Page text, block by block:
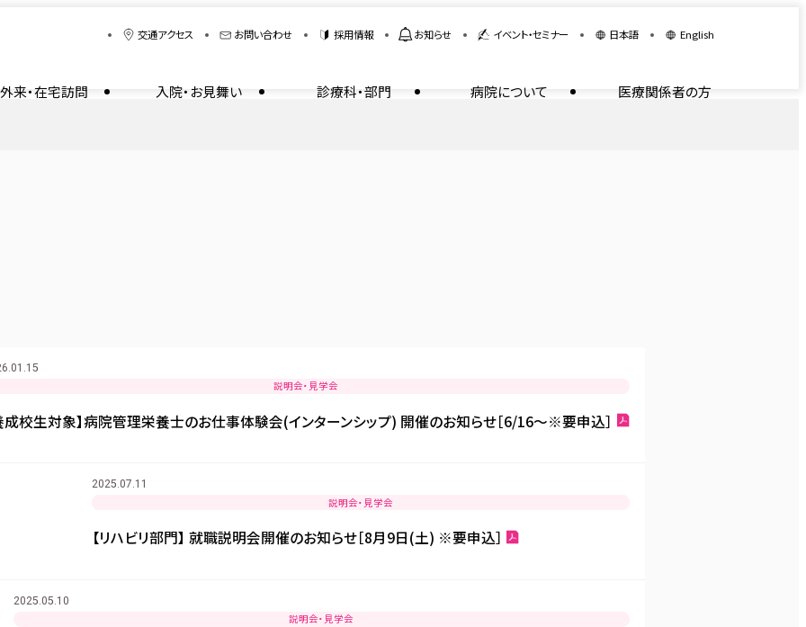
外来・在宅訪問 入院・お見舞い 診療科・部門 病院について 医療関係者の方
交通アクセス お問い合わせ 採用情報 お知らせ イベント・セミナー 日本語 English
説明会・見学会
成校生対象】病院管理栄養士のお仕事体験会(インターンシップ) 開催のお知らせ［6/16～※要申込］
2025.07.11
説明会・見学会
【リハビリ部門】 就職説明会開催のお知らせ［8月9日(土) ※要申込］
2025.05.10
説明会・見学会